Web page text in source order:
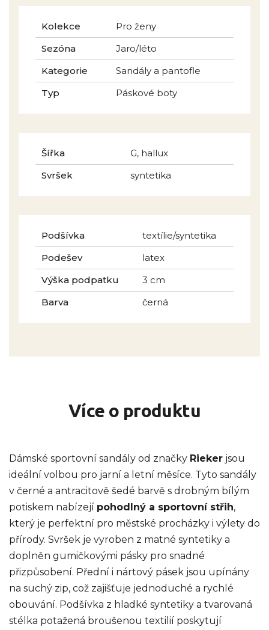
Kolekce
Pro ženy
Sezóna
Jaro/léto
Kategorie
Sandály a pantofle
Typ
Páskové boty
Šířka
G, hallux
Svršek
syntetika
Podšívka
textílie/syntetika
Podešev
latex
Výška podpatku
3 cm
Barva
černá
Více o produktu
Dámské sportovní sandály od značky Rieker jsou
ideální volbou pro jarní a letní měsíce. Tyto sandály
v černé a antracitově šedé barvě s drobným bílým
potiskem nabízejí pohodlný a sportovní střih,
který je perfektní pro městské procházky i výlety do
přírody. Svršek je vyroben z matné syntetiky a
doplněn gumičkovými pásky pro snadné
přizpůsobení. Přední i nártový pásek jsou upínány
na suchý zip, což zajišťuje jednoduché a rychlé
obouvání. Podšívka z hladké syntetiky a tvarovaná
stélka potažená broušenou textilií poskytují